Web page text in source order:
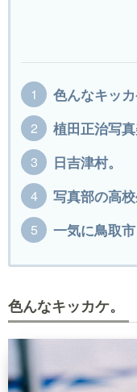
色んなキッカ
植田正治写
日吉津村。
写真部の高
一気に鳥取市
色んなキッカケ。